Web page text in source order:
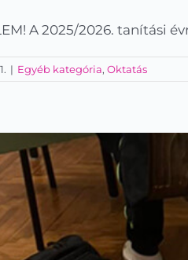
A 2025/2026. tanítási
| Egyéb kategória, Oktatás